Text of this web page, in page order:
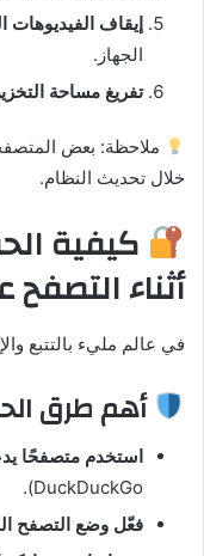
إيقاف الفيديوهات
الجهاز.
تفريغ مساحة
خلال تحديث النظام.
كيفية
أثناء
في عالم مليء بالتتبع
أهم طرق
استخدم متصفحًا
DuckDuckGo).
فعّل وضع التصفح